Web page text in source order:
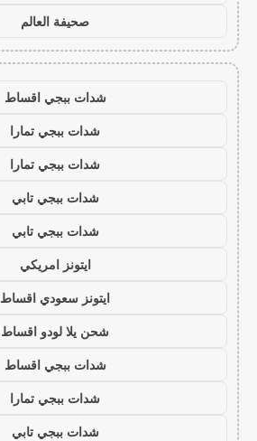
صحيفة العالم
شدات ببجي اقساط
شدات ببجي تمارا
شدات ببجي تمارا
شدات ببجي تابي
شدات ببجي تابي
ايتونز امريكي
ايتونز سعودي اقساط
شحن يلا لودو اقساط
شدات ببجي اقساط
شدات ببجي تمارا
شدات ببجي تابي